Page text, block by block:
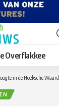
Overflakkee
in de Hoeksche Waard